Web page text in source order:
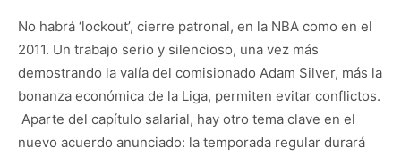
No habrá ‘lockout’, cierre patronal, en la NBA como en el
2011. Un trabajo serio y silencioso, una vez más
demostrando la valía del comisionado Adam Silver, más la
bonanza económica de la Liga, permiten evitar conflictos.
Aparte del capítulo salarial, hay otro tema clave en el
nuevo acuerdo anunciado: la temporada regular durará